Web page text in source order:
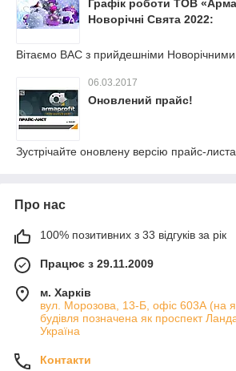
Графік роботи ТОВ
Новорічні Свята 2022:
Вітаємо ВАС з прийдешніми
06.03.2017
Оновлений прайс!
Зустрічайте оновлену версію прайс-
Про нас
100% позитивних з 33 відгуків за рік
Працює з 29.11.2009
м. Харків
вул. Морозова, 13-Б, офіс 603А (на
будівля позначена як проспект
Україна
Контакти